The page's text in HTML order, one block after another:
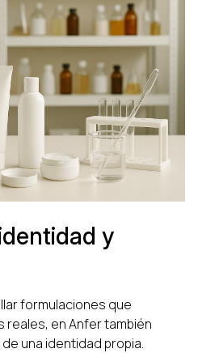
y
formulaciones que
reales, en Anfer también
una identidad propia.